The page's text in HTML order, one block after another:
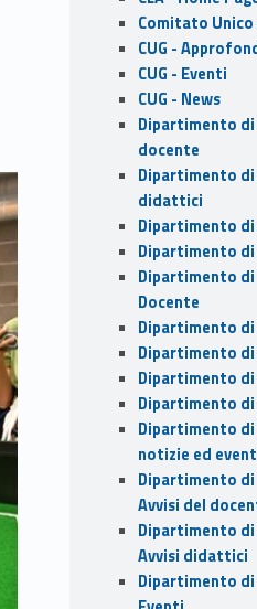
Comitato Unico
CUG -
CUG - Eventi
CUG - News
Dipartimento
docente
Dipartimento
didattici
Dipartimento
Dipartimento
Dipartimento di
Docente
Dipartimento
Dipartimento di
Dipartimento di
Dipartimento
Dipartimento
notizie ed
Dipartimento di
Avvisi del
Dipartimento di
Avvisi didattici
Dipartimento di